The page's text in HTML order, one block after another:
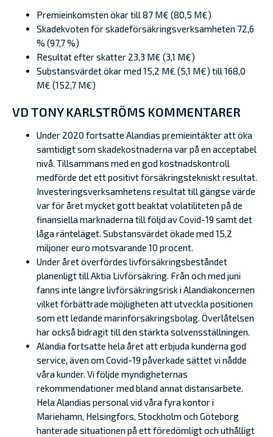
Premieinkomsten ökar till 87 M€ (80,5 M€)
Skadekvoten för skadeförsäkringsverksamheten 72,6
% (97,7 %)
Resultat efter skatter 23,3 M€ (3,1 M€)
Substansvärdet ökar med 15,2 M€ (5,1 M€) till 168,0
M€ (152,7 M€)
VD TONY KARLSTRÖMS KOMMENTARER
Under 2020 fortsatte Alandias premieintäkter att öka
samtidigt som skadekostnaderna var på en acceptabel
nivå. Tillsammans med en god kostnadskontroll
medförde det ett positivt försäkringstekniskt resultat.
Investeringsverksamhetens resultat till gängse värde
var för året mycket gott beaktat volatiliteten på de
finansiella marknaderna till följd av Covid-19 samt det
låga ränteläget. Substansvärdet ökade med 15,2
miljoner euro motsvarande 10 procent.
Under året överfördes livförsäkringsbeståndet
planenligt till Aktia Livförsäkring. Från och med juni
fanns inte längre livförsäkringsrisk i Alandiakoncernen
vilket förbättrade möjligheten att utveckla positionen
som ett ledande marinförsäkringsbolag. Överlåtelsen
har också bidragit till den stärkta solvensställningen.
Alandia fortsatte hela året att erbjuda kunderna god
service, även om Covid-19 påverkade sättet vi nådde
våra kunder. Vi följde myndigheternas
rekommendationer med bland annat distansarbete.
Hela Alandias personal vid våra fyra kontor i
Mariehamn, Helsingfors, Stockholm och Göteborg
hanterade situationen på ett föredömligt och uthålligt